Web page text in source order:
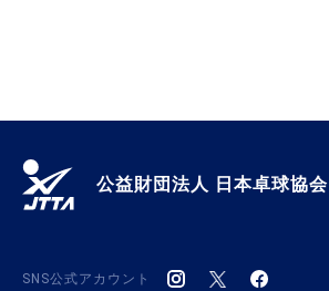
公益財団法人 日本卓球協会
SNS公式アカウント